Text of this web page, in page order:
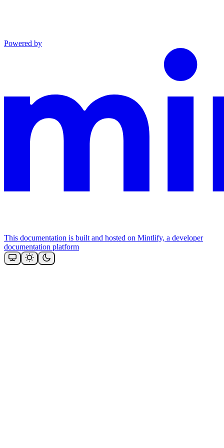
Powered by
This documentation is built and hosted on Mintlify, a developer
documentation platform